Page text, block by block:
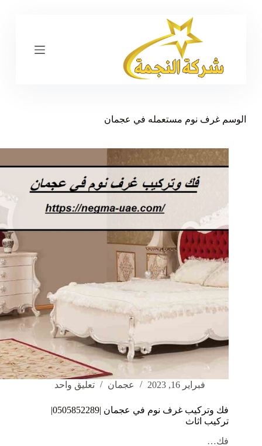
ت
الوسم غرف نوم مستعمله في عجمان
فبراير 16, 2023 عجمان تعليق واحد
فك وتركيب غرف نوم في عجمان |0505852289|
تركيب اثاث
فك…